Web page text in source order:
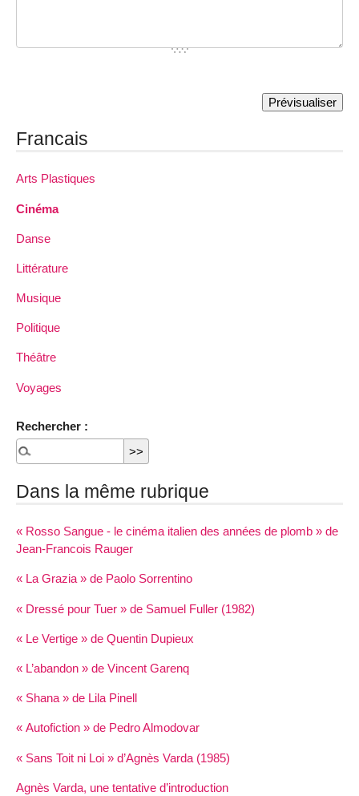
Francais
Arts Plastiques
Cinéma
Danse
Littérature
Musique
Politique
Théâtre
Voyages
Rechercher :
Dans la même rubrique
« Rosso Sangue - le cinéma italien des années de plomb » de
Jean-Francois Rauger
« La Grazia » de Paolo Sorrentino
« Dressé pour Tuer » de Samuel Fuller (1982)
« Le Vertige » de Quentin Dupieux
« L’abandon » de Vincent Garenq
« Shana » de Lila Pinell
« Autofiction » de Pedro Almodovar
« Sans Toit ni Loi » d’Agnès Varda (1985)
Agnès Varda, une tentative d’introduction